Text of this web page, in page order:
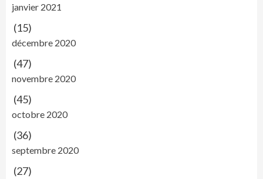
janvier 2021
(15)
décembre 2020
(47)
novembre 2020
(45)
octobre 2020
(36)
septembre 2020
(27)